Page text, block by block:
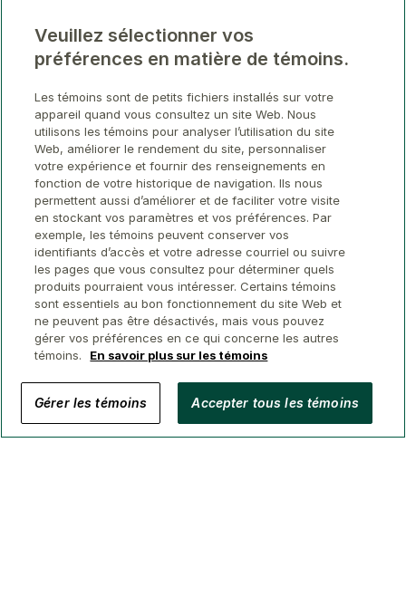
Confidentialité Avis juridique Sécurité
Accessibilité
Veuillez sélectionner vos
préférences en matière de témoins.
Les témoins sont de petits fichiers installés sur votre
appareil quand vous consultez un site Web. Nous
utilisons les témoins pour analyser l’utilisation du site
Web, améliorer le rendement du site, personnaliser
votre expérience et fournir des renseignements en
fonction de votre historique de navigation. Ils nous
permettent aussi d’améliorer et de faciliter votre visite
en stockant vos paramètres et vos préférences. Par
exemple, les témoins peuvent conserver vos
identifiants d’accès et votre adresse courriel ou suivre
les pages que vous consultez pour déterminer quels
produits pourraient vous intéresser. Certains témoins
sont essentiels au bon fonctionnement du site Web et
ne peuvent pas être désactivés, mais vous pouvez
gérer vos préférences en ce qui concerne les autres
témoins.
En savoir plus sur les témoins
Gérer les témoins Accepter tous les témoins